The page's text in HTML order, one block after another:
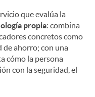
que evalúa la
propia: combina
concretos como
de ahorro; con una
cómo la persona
con la seguridad, el